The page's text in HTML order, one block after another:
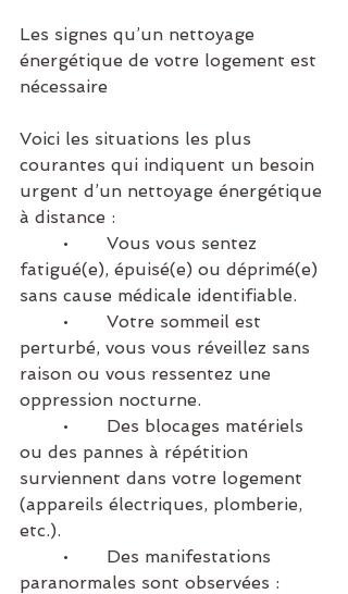
Les signes qu’un nettoyage
énergétique de votre logement est
nécessaire
Voici les situations les plus
courantes qui indiquent un besoin
urgent d’un nettoyage énergétique
à distance :
fatigué(e), épuisé(e) ou déprimé(e)
sans cause médicale identifiable.
perturbé, vous vous réveillez sans
raison ou vous ressentez une
oppression nocturne.
ou des pannes à répétition
surviennent dans votre logement
(appareils électriques, plomberie,
etc.).
paranormales sont observées :